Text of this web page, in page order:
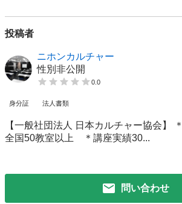
投稿者
ニホンカルチャー
性別非公開
0.0
身分証 法人書類
【一般社団法人 日本カルチャー協会】
全国50教室以上 ＊講座実績30...
問い合わせ